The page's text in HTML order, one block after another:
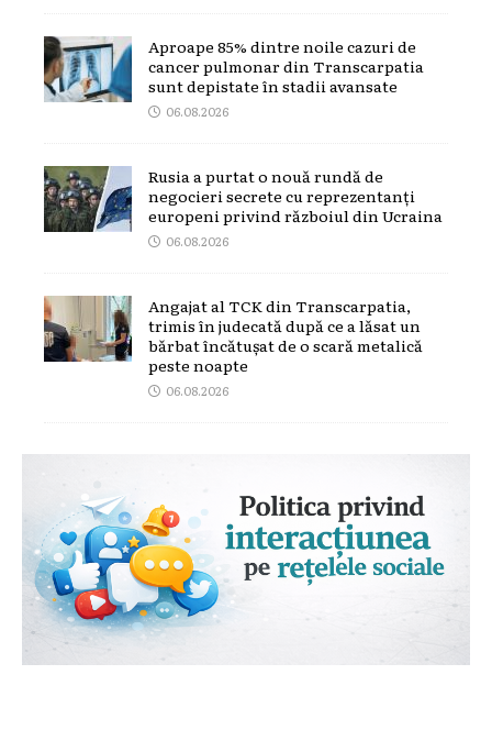
Aproape 85% dintre noile cazuri de
cancer pulmonar din Transcarpatia
sunt depistate în stadii avansate
06.08.2026
Rusia a purtat o nouă rundă de
negocieri secrete cu reprezentanți
europeni privind războiul din Ucraina
06.08.2026
Angajat al TCK din Transcarpatia,
trimis în judecată după ce a lăsat un
bărbat încătușat de o scară metalică
peste noapte
06.08.2026